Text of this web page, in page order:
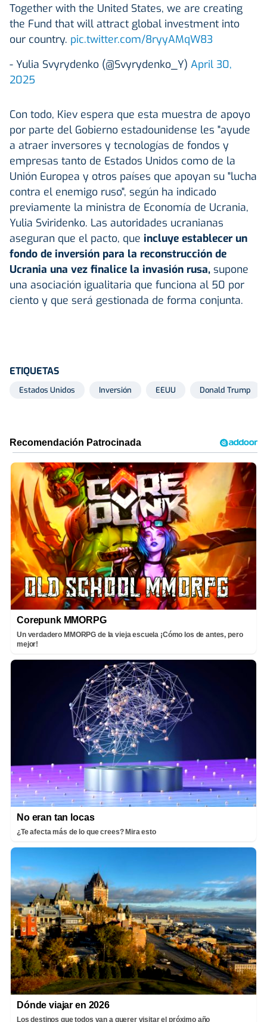
Together with the United States, we are creating
the Fund that will attract global investment into
our country. pic.twitter.com/8ryyAMqW83
- Yulia Svyrydenko (@Svyrydenko_Y) April 30,
2025
Con todo, Kiev espera que esta muestra de apoyo
por parte del Gobierno estadounidense les "ayude
a atraer inversores y tecnologías de fondos y
empresas tanto de Estados Unidos como de la
Unión Europea y otros países que apoyan su "lucha
contra el enemigo ruso", según ha indicado
previamente la ministra de Economía de Ucrania,
Yulia Sviridenko. Las autoridades ucranianas
aseguran que el pacto, que incluye establecer un
fondo de inversión para la reconstrucción de
Ucrania una vez finalice la invasión rusa, supone
una asociación igualitaria que funciona al 50 por
ciento y que será gestionada de forma conjunta.
ETIQUETAS
Estados Unidos Inversión EEUU Donald Trump
Corepunk MMORPG
Un verdadero MMORPG de la vieja escuela ¡Cómo los de antes, pero
mejor!
No eran tan locas
¿Te afecta más de lo que crees? Mira esto
Dónde viajar en 2026
Los destinos que todos van a querer visitar el próximo año